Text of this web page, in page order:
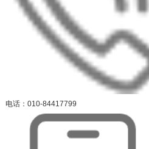
电话：010-84417799